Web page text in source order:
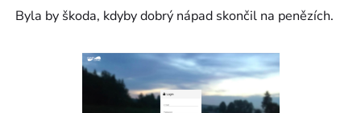
Byla by škoda, kdyby dobrý nápad skončil na penězích.